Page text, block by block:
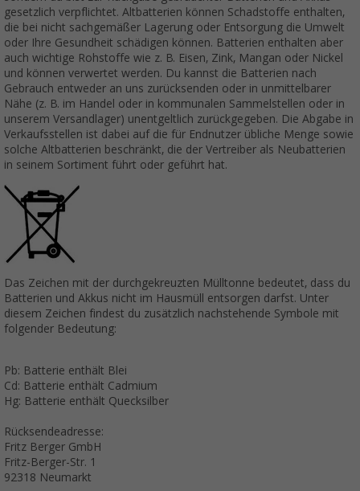
gesetzlich verpflichtet. Altbatterien können Schadstoffe enthalten,
die bei nicht sachgemäßer Lagerung oder Entsorgung die Umwelt
oder Ihre Gesundheit schädigen können. Batterien enthalten aber
auch wichtige Rohstoffe wie z. B. Eisen, Zink, Mangan oder Nickel
und können verwertet werden. Du kannst die Batterien nach
Gebrauch entweder an uns zurücksenden oder in unmittelbarer
Nähe (z. B. im Handel oder in kommunalen Sammelstellen oder in
unserem Versandlager) unentgeltlich zurückgegeben. Die Abgabe in
Verkaufsstellen ist dabei auf die für Endnutzer übliche Menge sowie
solche Altbatterien beschränkt, die der Vertreiber als Neubatterien
in seinem Sortiment führt oder geführt hat.
Das Zeichen mit der durchgekreuzten Mülltonne bedeutet, dass du
Batterien und Akkus nicht im Hausmüll entsorgen darfst. Unter
diesem Zeichen findest du zusätzlich nachstehende Symbole mit
folgender Bedeutung:
Pb: Batterie enthält Blei
Cd: Batterie enthält Cadmium
Hg: Batterie enthält Quecksilber
Rücksendeadresse:
Fritz Berger GmbH
Fritz-Berger-Str. 1
92318 Neumarkt